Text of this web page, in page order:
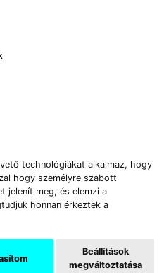
technológiákat alkalmaz, hogy
hogy személyre szabott
jelenít meg, és elemzi a
honnan érkeztek a
Beállítások
megváltoztatása
Attila